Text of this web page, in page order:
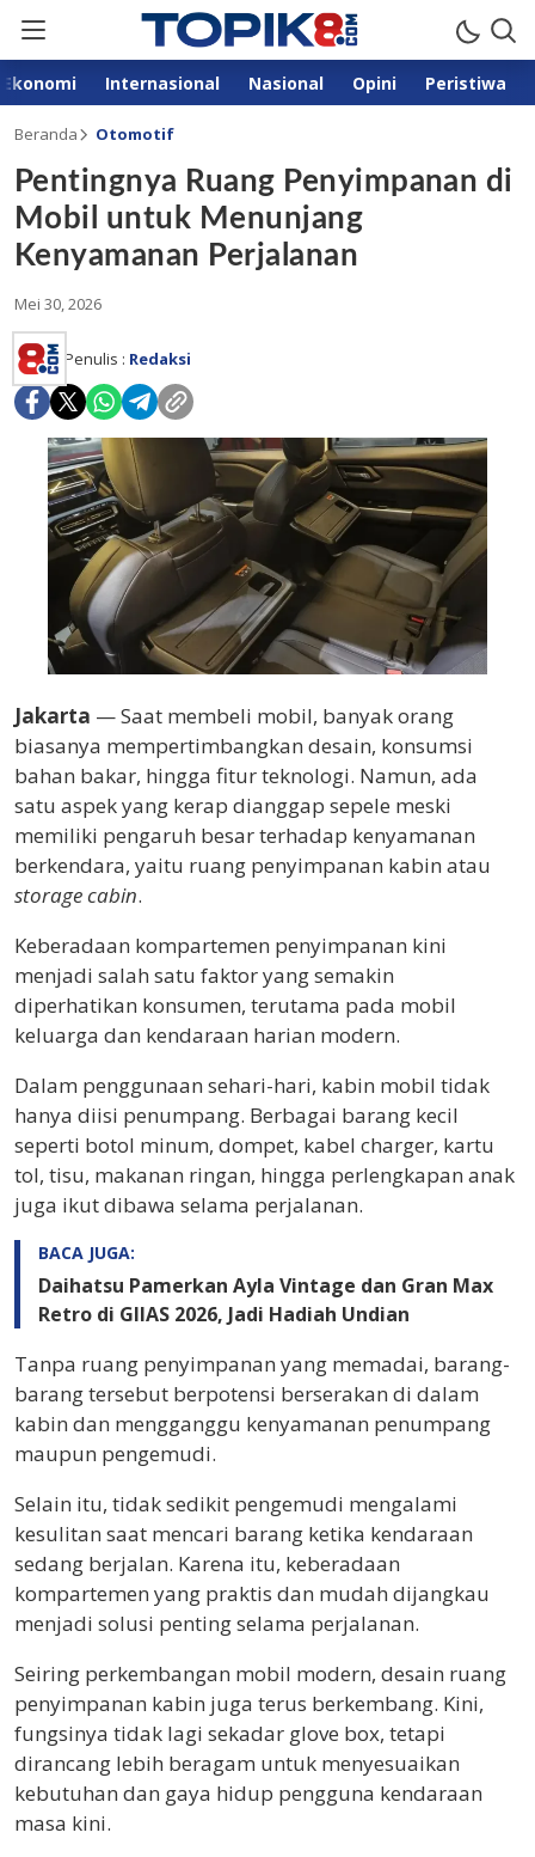
Ekonomi Internasional Nasional Opini Peristiwa
Beranda Otomotif
Pentingnya Ruang Penyimpanan di
Mobil untuk Menunjang
Kenyamanan Perjalanan
Mei 30, 2026
Penulis : Redaksi
Jakarta — Saat membeli mobil, banyak orang
biasanya mempertimbangkan desain, konsumsi
bahan bakar, hingga fitur teknologi. Namun, ada
satu aspek yang kerap dianggap sepele meski
memiliki pengaruh besar terhadap kenyamanan
berkendara, yaitu ruang penyimpanan kabin atau
storage cabin.
Keberadaan kompartemen penyimpanan kini
menjadi salah satu faktor yang semakin
diperhatikan konsumen, terutama pada mobil
keluarga dan kendaraan harian modern.
Dalam penggunaan sehari-hari, kabin mobil tidak
hanya diisi penumpang. Berbagai barang kecil
seperti botol minum, dompet, kabel charger, kartu
tol, tisu, makanan ringan, hingga perlengkapan anak
juga ikut dibawa selama perjalanan.
BACA JUGA:
Daihatsu Pamerkan Ayla Vintage dan Gran Max
Retro di GIIAS 2026, Jadi Hadiah Undian
Tanpa ruang penyimpanan yang memadai, barang-
barang tersebut berpotensi berserakan di dalam
kabin dan mengganggu kenyamanan penumpang
maupun pengemudi.
Selain itu, tidak sedikit pengemudi mengalami
kesulitan saat mencari barang ketika kendaraan
sedang berjalan. Karena itu, keberadaan
kompartemen yang praktis dan mudah dijangkau
menjadi solusi penting selama perjalanan.
Seiring perkembangan mobil modern, desain ruang
penyimpanan kabin juga terus berkembang. Kini,
fungsinya tidak lagi sekadar glove box, tetapi
dirancang lebih beragam untuk menyesuaikan
kebutuhan dan gaya hidup pengguna kendaraan
masa kini.